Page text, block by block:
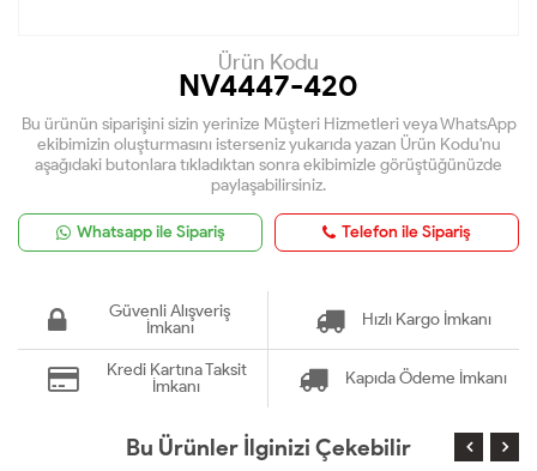
Ürün Kodu
NV4447-420
Bu ürünün siparişini sizin yerinize Müşteri Hizmetleri veya WhatsApp
ekibimizin oluşturmasını isterseniz yukarıda yazan Ürün Kodu'nu
aşağıdaki butonlara tıkladıktan sonra ekibimizle görüştüğünüzde
paylaşabilirsiniz.
Whatsapp ile Sipariş Telefon ile Sipariş
Güvenli Alışveriş
İmkanı
Hızlı Kargo İmkanı
Kredi Kartına Taksit
İmkanı
Kapıda Ödeme İmkanı
Bu Ürünler İlginizi Çekebilir